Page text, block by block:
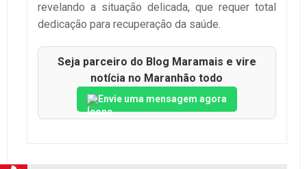
revelando a situação delicada, que requer total
dedicação para recuperação da saúde.
Seja parceiro do Blog Maramais e vire
notícia no Maranhão todo
Envie uma mensagem agora